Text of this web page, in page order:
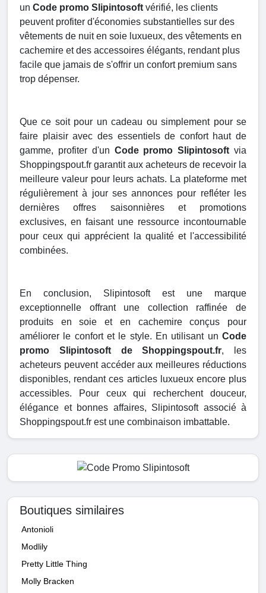
un Code promo Slipintosoft vérifié, les clients
peuvent profiter d'économies substantielles sur des
vêtements de nuit en soie luxueux, des vêtements en
cachemire et des accessoires élégants, rendant plus
facile que jamais de s'offrir un confort premium sans
trop dépenser.
Que ce soit pour un cadeau ou simplement pour se
faire plaisir avec des essentiels de confort haut de
gamme, profiter d'un Code promo Slipintosoft via
Shoppingspout.fr garantit aux acheteurs de recevoir la
meilleure valeur pour leurs achats. La plateforme met
régulièrement à jour ses annonces pour refléter les
dernières offres saisonnières et promotions
exclusives, en faisant une ressource incontournable
pour ceux qui apprécient la qualité et l'accessibilité
combinées.
En conclusion, Slipintosoft est une marque
exceptionnelle offrant une collection raffinée de
produits en soie et en cachemire conçus pour
améliorer le confort et le style. En utilisant un Code
promo Slipintosoft de Shoppingspout.fr, les
acheteurs peuvent accéder aux meilleures réductions
disponibles, rendant ces articles luxueux encore plus
accessibles. Pour ceux qui recherchent douceur,
élégance et bonnes affaires, Slipintosoft associé à
Shoppingspout.fr est une combinaison imbattable.
Boutiques similaires
Antonioli
Modlily
Pretty Little Thing
Molly Bracken